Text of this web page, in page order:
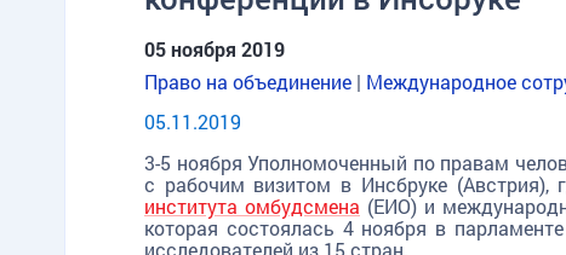
05 ноября 2019
Право на объединение | Международное
05.11.2019
3-5 ноября Уполномоченный по правам
с рабочим визитом в Инсбруке (Австрия),
института омбудсмена (ЕИО) и
которая состоялась 4 ноября в
исследователей из 15 стран.